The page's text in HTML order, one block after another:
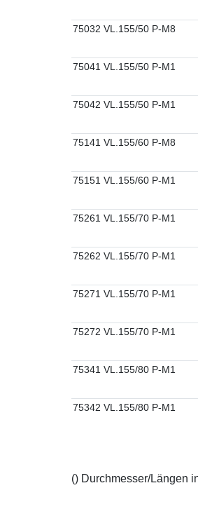
75032 VL.155/50 P-M8
75041 VL.155/50 P-M1
75042 VL.155/50 P-M1
75141 VL.155/60 P-M8
75151 VL.155/60 P-M1
75261 VL.155/70 P-M1
75262 VL.155/70 P-M1
75271 VL.155/70 P-M1
75272 VL.155/70 P-M1
75341 VL.155/80 P-M1
75342 VL.155/80 P-M1
() Durchmesser/Längen